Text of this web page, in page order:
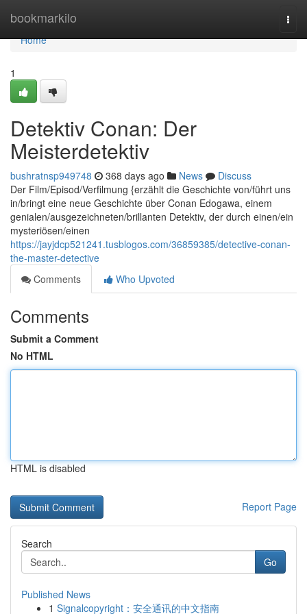
bookmarkilo
Home
Home
1
Detektiv Conan: Der
Meisterdetektiv
bushratnsp949748 368 days ago News
Discuss
Der Film/Episod/Verfilmung {erzählt die Geschichte von/führt uns
in/bringt eine neue Geschichte über Conan Edogawa, einem
genialen/ausgezeichneten/brillanten Detektiv, der durch einen/ein
mysteriösen/einen
https://jayjdcp521241.tusblogos.com/36859385/detective-conan-
the-master-detective
Comments
Who Upvoted
Comments
Submit a Comment
No HTML
HTML is disabled
Report Page
Search
Go
Published News
1 Signalcopyright：安全通讯的中文指南